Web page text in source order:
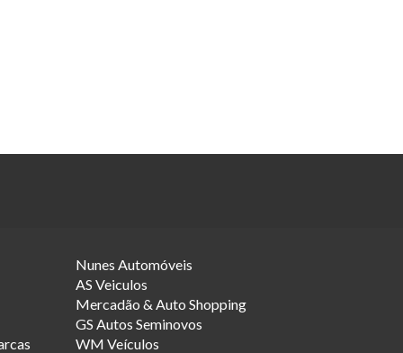
Nunes Automóveis
AS Veiculos
Mercadão & Auto Shopping
GS Autos Seminovos
WM Veículos